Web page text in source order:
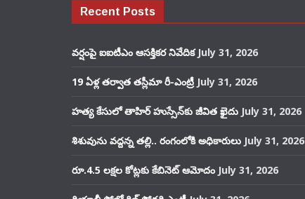
Recent Posts
వర్షంపై ఐఐటీఎం ఆసక్తికర నివేదిక July 31, 2026
19 ఏళ్ల తర్వాత తస్లీమా రీ-ఎంట్రీ July 31, 2026
హత్య కేసులో తాహిర్ హుస్సేన్‌కు జీవిత ఖైదు July 31, 2026
శిశువును వద్దన్న తల్లి.. రంగంలోకి అధికారులు July 31, 2026
రూ.4.5 లక్షల కోట్లకు కేబినెట్ ఆమోదం July 31, 2026